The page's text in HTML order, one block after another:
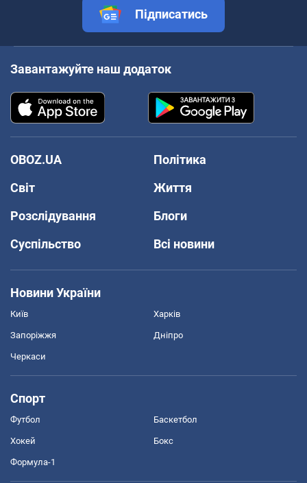
Підписатись
Завантажуйте наш додаток
OBOZ.UA
Політика
Світ
Життя
Розслідування
Блоги
Суспільство
Всі новини
Новини України
Київ Харків
Запоріжжя Дніпро
Черкаси
Спорт
Футбол Баскетбол
Хокей Бокс
Формула-1